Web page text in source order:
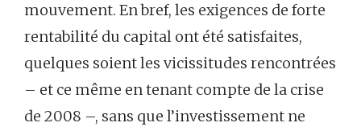
mouvement. En bref, les exigences de forte
rentabilité du capital ont été satisfaites,
quelques soient les vicissitudes rencontrées
– et ce même en tenant compte de la crise
de 2008 –, sans que l’investissement ne